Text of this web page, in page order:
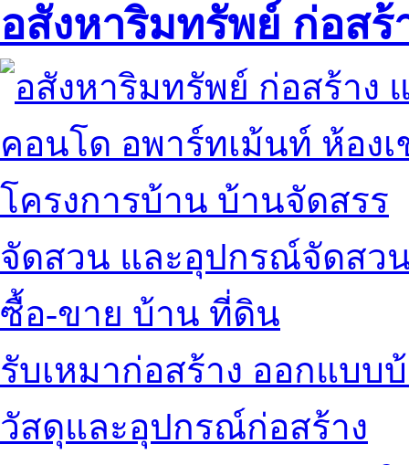
อสังหาริมทรัพย์ ก่อส
คอนโด อพาร์ทเม้นท์ ห้องเ
โครงการบ้าน บ้านจัดสรร
จัดสวน และอุปกรณ์จัดสว
ซื้อ-ขาย บ้าน ที่ดิน
รับเหมาก่อสร้าง ออกแบบ
วัสดุและอุปกรณ์ก่อสร้าง